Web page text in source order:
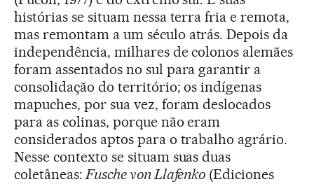
histórias se situam nessa terra fria e remota,
mas remontam a um século atrás. Depois da
independência, milhares de colonos alemães
foram assentados no sul para garantir a
consolidação do território; os indígenas
mapuches, por sua vez, foram deslocados
para as colinas, porque não eram
considerados aptos para o trabalho agrário.
Nesse contexto se situam suas duas
coletâneas: Fusche von Llafenko (Ediciones